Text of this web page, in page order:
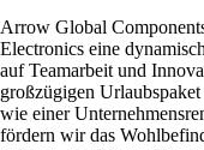
Arrow Global
Electronics eine
auf Teamarbeit und
großzügigen
wie einer
fördern wir das